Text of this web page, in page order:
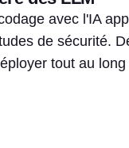
avec l'IA
de sécurité.
tout au